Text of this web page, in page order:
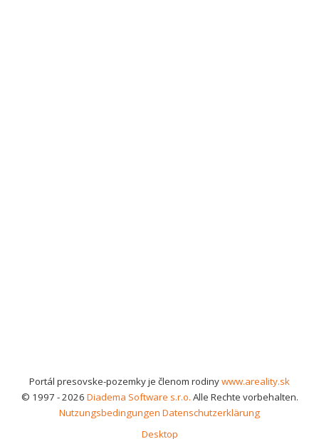
Portál presovske-pozemky je členom rodinywww.areality.sk
© 1997 - 2026 Diadema Software s.r.o. Alle Rechte vorbehalten.
Nutzungsbedingungen Datenschutzerklärung
Desktop